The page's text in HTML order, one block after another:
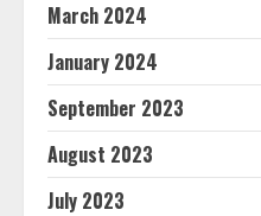
March 2024
January 2024
September 2023
August 2023
July 2023